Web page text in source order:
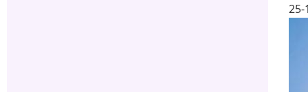
25-